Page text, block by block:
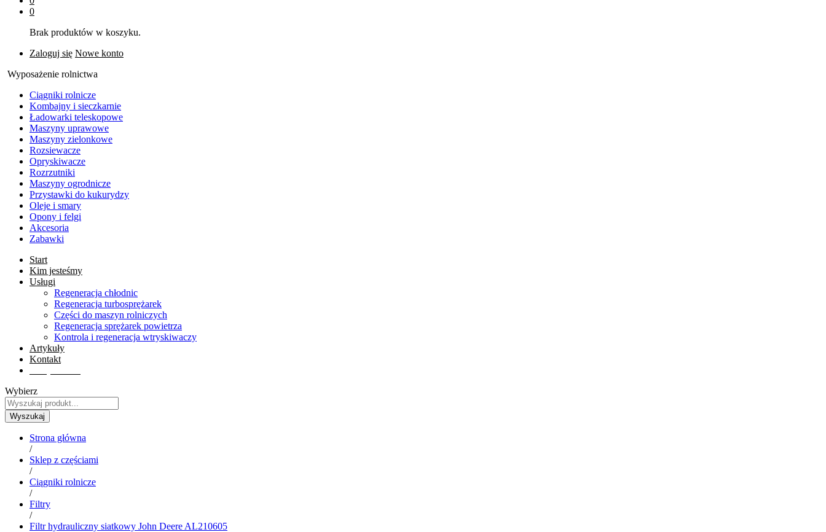
0
Brak produktów w koszyku.
Zaloguj się Nowe konto
Wyposażenie rolnictwa
Ciągniki rolnicze
Kombajny i sieczkarnie
Ładowarki teleskopowe
Maszyny uprawowe
Maszyny zielonkowe
Rozsiewacze
Opryskiwacze
Rozrzutniki
Maszyny ogrodnicze
Przystawki do kukurydzy
Oleje i smary
Opony i felgi
Akcesoria
Zabawki
Start
Kim jesteśmy
Usługi
Regeneracja chłodnic
Regeneracja turbosprężarek
Części do maszyn rolniczych
Regeneracja sprężarek powietrza
Kontrola i regeneracja wtryskiwaczy
Artykuły
Kontakt
Wybierz
Wyszukaj
Strona główna
/
Sklep z częściami
/
Ciągniki rolnicze
/
Filtry
/
Filtr hydrauliczny siatkowy John Deere AL210605